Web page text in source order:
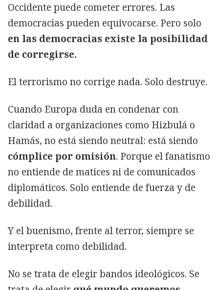
Occidente puede cometer errores. Las
democracias pueden equivocarse. Pero solo
en las democracias existe la posibilidad
de corregirse.
El terrorismo no corrige nada. Solo destruye.
Cuando Europa duda en condenar con
claridad a organizaciones como Hizbulá o
Hamás, no está siendo neutral: está siendo
cómplice por omisión. Porque el fanatismo
no entiende de matices ni de comunicados
diplomáticos. Solo entiende de fuerza y de
debilidad.
Y el buenismo, frente al terror, siempre se
interpreta como debilidad.
No se trata de elegir bandos ideológicos. Se